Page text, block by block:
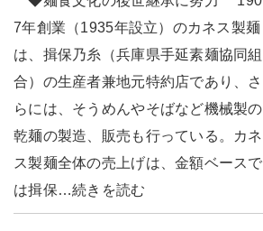
7年創業（1935年設立）のカネス製麺
は、揖保乃糸（兵庫県手延素麺協同組
合）の生産者兼地元特約店であり、さ
らには、そうめんやそばなど機械製の
乾麺の製造、販売も行っている。カネ
ス製麺全体の売上げは、金額ベースで
は揖保…続きを読む